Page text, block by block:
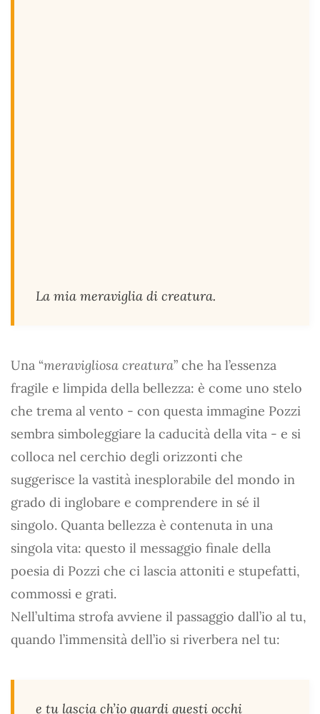
La mia meraviglia di creatura.
Una “meravigliosa creatura” che ha l’essenza
fragile e limpida della bellezza: è come uno stelo
che trema al vento - con questa immagine Pozzi
sembra simboleggiare la caducità della vita - e si
colloca nel cerchio degli orizzonti che
suggerisce la vastità inesplorabile del mondo in
grado di inglobare e comprendere in sé il
singolo. Quanta bellezza è contenuta in una
singola vita: questo il messaggio finale della
poesia di Pozzi che ci lascia attoniti e stupefatti,
commossi e grati.
Nell’ultima strofa avviene il passaggio dall’io al tu,
quando l’immensità dell’io si riverbera nel tu:
e tu lascia ch’io guardi questi occhi